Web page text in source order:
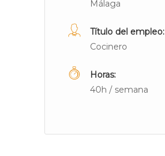
Málaga
Título del empleo:
Cocinero
Horas:
40h / semana